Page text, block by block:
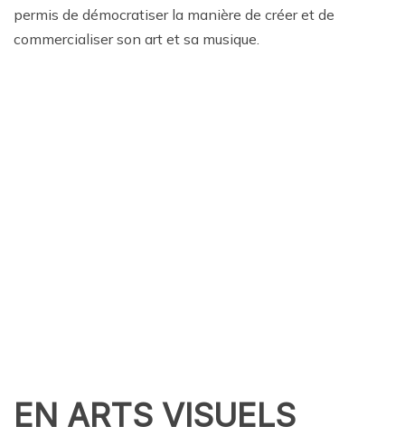
permis de démocratiser la manière de créer et de
commercialiser son art et sa musique.
EN ARTS VISUELS